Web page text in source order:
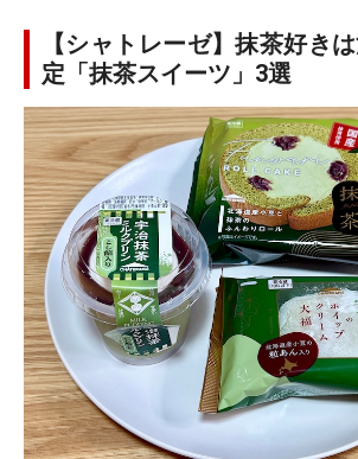
【シャトレーゼ】抹茶好き
定「抹茶スイーツ」3選